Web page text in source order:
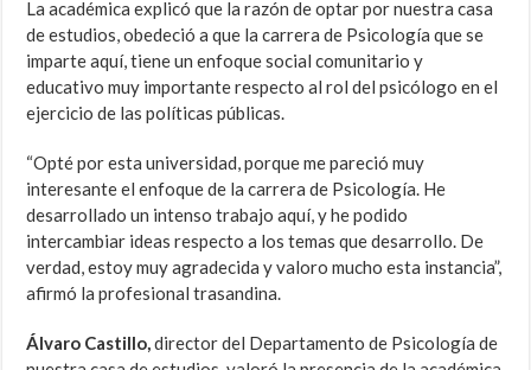
La académica explicó que la razón de optar por nuestra casa
de estudios, obedeció a que la carrera de Psicología que se
imparte aquí, tiene un enfoque social comunitario y
educativo muy importante respecto al rol del psicólogo en el
ejercicio de las políticas públicas.
“Opté por esta universidad, porque me pareció muy
interesante el enfoque de la carrera de Psicología. He
desarrollado un intenso trabajo aquí, y he podido
intercambiar ideas respecto a los temas que desarrollo. De
verdad, estoy muy agradecida y valoro mucho esta instancia”,
afirmó la profesional trasandina.
Álvaro Castillo,director del Departamento de Psicología de